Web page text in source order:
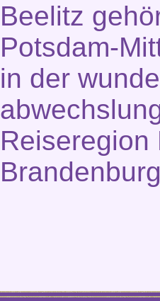
Beelitz
Potsdam-
in der
Reiseregion